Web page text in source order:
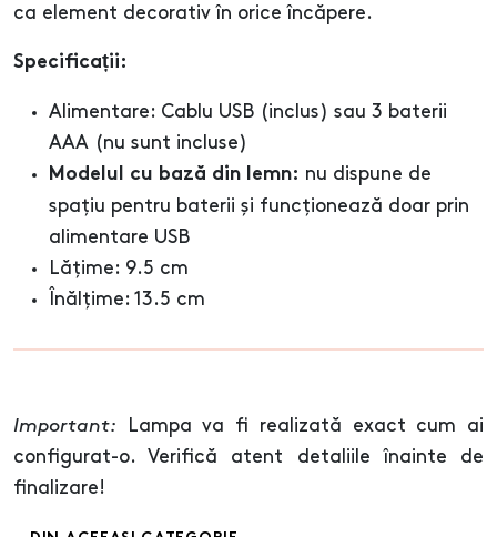
ca element decorativ în orice încăpere.
Specificații:
Alimentare: Cablu USB (inclus) sau 3 baterii
AAA (nu sunt incluse)
Modelul cu bază din lemn: nu dispune de
spațiu pentru baterii și funcționează doar prin
alimentare USB
Lățime: 9.5 cm
Înălțime: 13.5 cm
Important: Lampa va fi realizată exact cum ai
configurat-o. Verifică atent detaliile înainte de
finalizare!